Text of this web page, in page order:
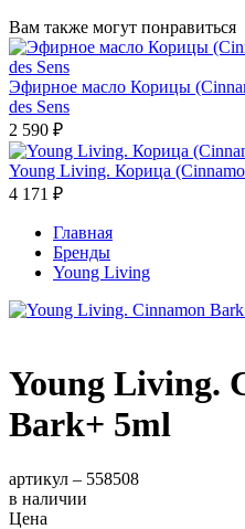
Вам также могут понравиться
Эфирное масло Корицы
des Sens
2 590 ₽
Young Living. Корица
4 171 ₽
Главная
Бренды
Young Living
Young Living.
Bark+ 5ml
артикул – 558508
в наличии
Цена